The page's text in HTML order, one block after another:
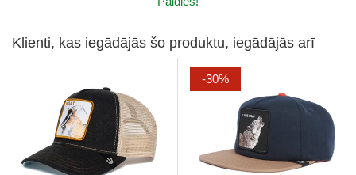
Klienti, kas iegādājās šo produktu, iegādājās arī
-30%